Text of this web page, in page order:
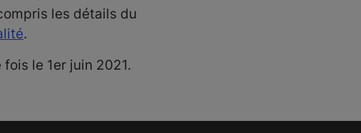
les détails du
.
le 1er juin 2021.